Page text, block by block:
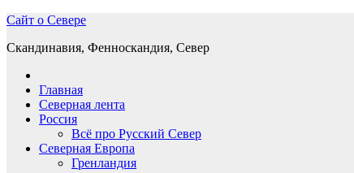
Перейти
содержимому
Сайт о Севере
Скандинавия, Фенноскандия, Север
Главная
Северная лента
Россия
Всё про Русский Север
Северная Европа
Гренландия